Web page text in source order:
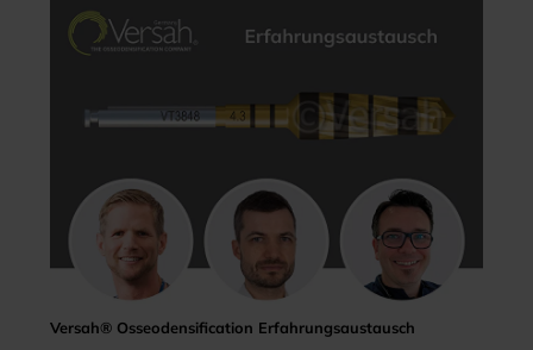
Versah® Osseodensification Erfahrungsaustausch